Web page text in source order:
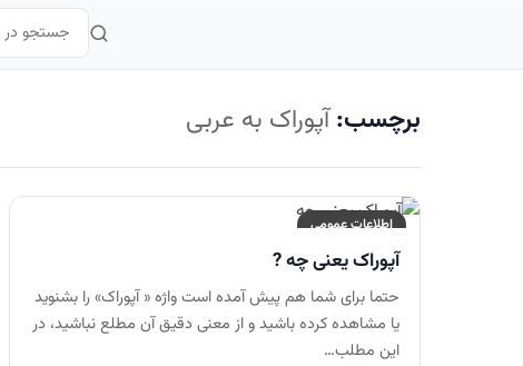
برچسب:آپوراک به عربی
اطلاعات عمومی
آپوراک یعنی چه ?
حتما برای شما هم پیش آمده است واژه « آپوراک» را بشنوید
یا مشاهده کرده باشید و از معنی دقیق آن مطلع نباشید، در
این مطلب…